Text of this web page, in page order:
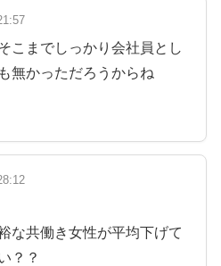
こまでしっかり会社員とし
無かっただろうからね
な共働き女性が平均下げて
？？